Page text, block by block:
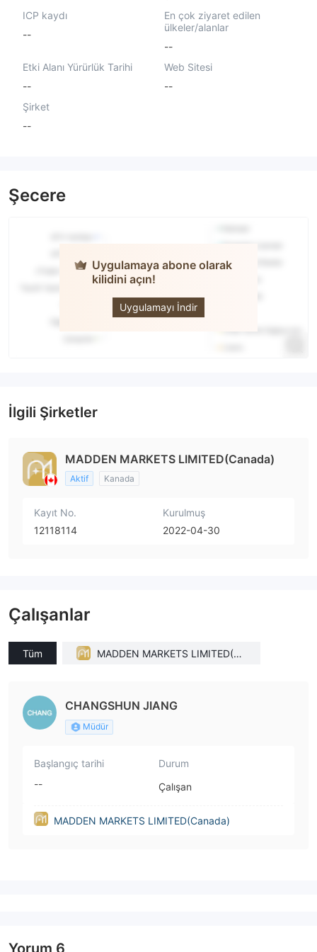
ICP kaydı
--
En çok ziyaret edilen
ülkeler/alanlar
--
Etki Alanı Yürürlük Tarihi
--
Web Sitesi
--
Şirket
--
Şecere
Uygulamaya abone olarak
kilidini açın!
Uygulamayı İndir
Madden
Markets
Limited
İlgili Şirketler
MADDEN MARKETS LIMITED(Canada)
Aktif Kanada
Kayıt No.
12118114
Kurulmuş
2022-04-30
Çalışanlar
Tüm
MADDEN MARKETS LIMITED(Ca
CHANGSHUN JIANG
Müdür
Başlangıç tarihi
--
Durum
Çalışan
MADDEN MARKETS LIMITED(Canada)